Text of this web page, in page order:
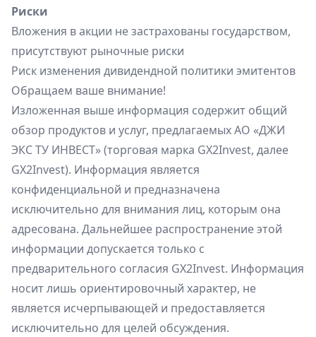
Риски
Вложения в акции не застрахованы государством,
присутствуют рыночные риски
Риск изменения дивидендной политики эмитентов
Обращаем ваше внимание!
Изложенная выше информация содержит общий
обзор продуктов и услуг, предлагаемых АО «ДЖИ
ЭКС ТУ ИНВЕСТ» (торговая марка GX2Invest, далее
GX2Invest). Информация является
конфиденциальной и предназначена
исключительно для внимания лиц, которым она
адресована. Дальнейшее распространение этой
информации допускается только с
предварительного согласия GX2Invest. Информация
носит лишь ориентировочный характер, не
является исчерпывающей и предоставляется
исключительно для целей обсуждения.